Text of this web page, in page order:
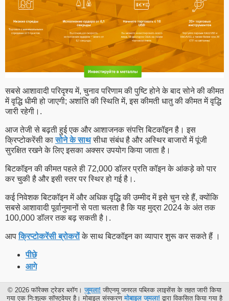
सबसे आशावादी परिदृश्य में, चुनाव परिणाम की पुष्टि होने के बाद सोने की कीमत
में वृद्धि धीमी हो जाएगी; अशांति की स्थिति में, इस कीमती धातु की कीमत में वृद्धि
जारी रहेगी।.
आज तेजी से बढ़ती हुई एक और आशाजनक संपत्ति बिटकॉइन है। इस
क्रिप्टोकरेंसी कासोने के साथसीधा संबंध है और अस्थिर बाजारों में पूंजी
सुरक्षित रखने के लिए इसका अक्सर उपयोग किया जाता है।
बिटकॉइन की कीमत पहले ही 72,000 डॉलर प्रति कॉइन के आंकड़े को पार
कर चुकी है और इसी स्तर पर स्थिर हो गई है।.
कई निवेशक बिटकॉइन में और अधिक वृद्धि की उम्मीद में इसे चुन रहे हैं, क्योंकि
सबसे आशावादी पूर्वानुमानों से पता चलता है कि यह मुद्रा 2024 के अंत तक
100,000 डॉलर तक बढ़ सकती है।.
आपक्रिप्टोकरेंसी ब्रोकरोंके साथ बिटकॉइन का व्यापार शुरू कर सकते हैं ।
पीछे
आगे
© 2026 फॉरेक्स ट्रेडर ब्लॉग। जूमला! जीएनयू जनरल पब्लिक लाइसेंस के तहत जारी किया
गया एक निःशुल्क सॉफ्टवेयर है। मोबाइल संस्करण मोबाइल जूमला! द्वारा विकसित किया गया है